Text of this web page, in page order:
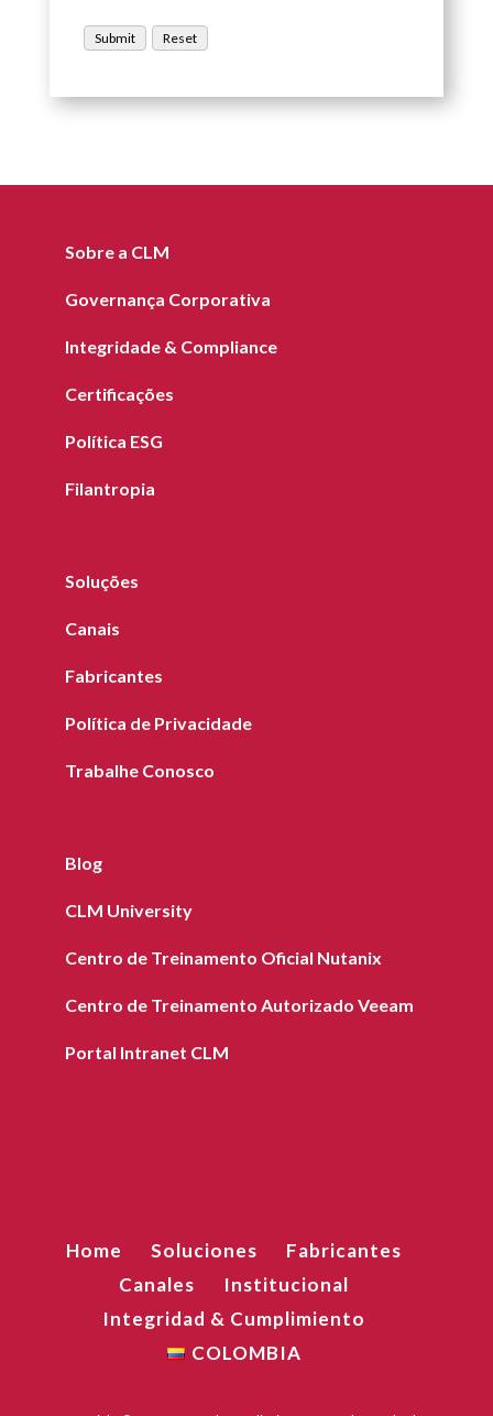
Sobre a CLM
Governança Corporativa
Integridade & Compliance
Certificações
Política ESG
Filantropia
Soluções
Canais
Fabricantes
Política de Privacidade
Trabalhe Conosco
Blog
CLM University
Centro de Treinamento Oficial Nutanix
Centro de Treinamento Autorizado Veeam
Portal Intranet CLM
Home Soluciones
Fabricantes
Canales
Institucional
Integridad & Cumplimiento
COLOMBIA